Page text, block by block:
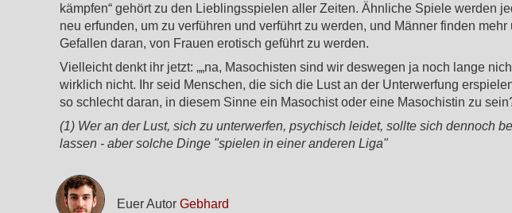
kämpfen“ gehört zu den Lieblingsspielen aller Zeiten. Ähnliche Spiele werden
neu erfunden, um zu verführen und verführt zu werden, und Männer finden mehr
Gefallen daran, von Frauen erotisch geführt zu werden.
Vielleicht denkt ihr jetzt: „„na, Masochisten sind wir deswegen ja noch lange
wirklich nicht. Ihr seid Menschen, die sich die Lust an der Unterwerfung
so schlecht daran, in diesem Sinne ein Masochist oder eine Masochistin zu
(1) Wer an der Lust, sich zu unterwerfen, psychisch leidet, sollte sich dennoch
lassen - aber solche Dinge "spielen in einer anderen Liga"
Euer Autor Gebhard